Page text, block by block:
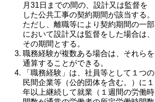
月31日までの間の、設計又は監督を
した公共工事の契約期間が該当する。
ただし、離職等により契約期間の一部
において設計又は監督をした場合は、
その期間とする。
職務経験が複数ある場合は、それらを
通算することができる。
「職務経験」は、社員等として１つの
民間企業等（公的団体を含む。）に１
年以上継続して就業（１週間の労働時